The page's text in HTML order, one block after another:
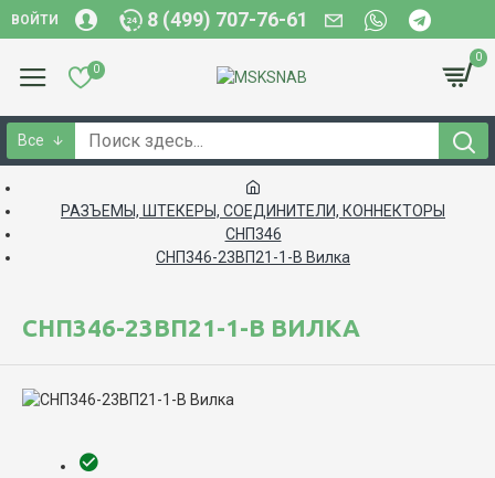
ВОЙТИ 8 (499) 707-76-61
0
0
Все
РАЗЪЕМЫ, ШТЕКЕРЫ, СОЕДИНИТЕЛИ, КОННЕКТОРЫ
СНП346
СНП346-23ВП21-1-В Вилка
СНП346-23ВП21-1-В ВИЛКА